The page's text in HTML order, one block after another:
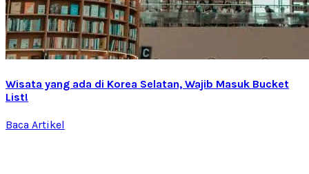
Wisata yang ada di Korea Selatan, Wajib Masuk Bucket
List!
Baca Artikel